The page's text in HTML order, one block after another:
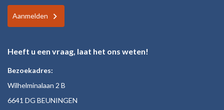
Aanmelden
Heeft u een vraag, laat het ons weten!
Bezoekadres:
Wilhelminalaan 2 B
6641 DG BEUNINGEN